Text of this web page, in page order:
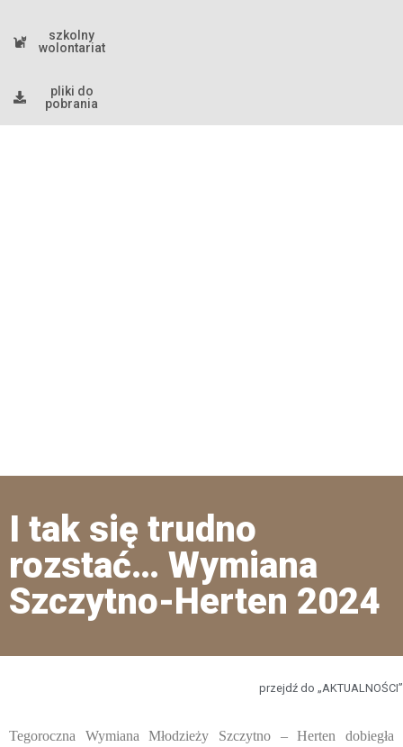
szkolny
wolontariat
pliki do
pobrania
I tak się trudno
rozstać… Wymiana
Szczytno-Herten 2024
przejdź do „AKTUALNOŚCI”
Tegoroczna Wymiana Młodzieży Szczytno – Herten dobiegła